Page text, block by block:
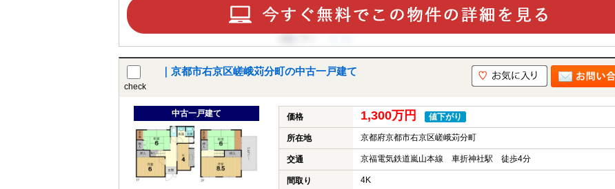
check
｜京都市右京区嵯峨苅分町の中古一戸建て
中古一戸建て 価格 1,300万円 値下がり
所在地 京都府京都市右京区嵯峨苅分町
交通 京福電気鉄道嵐山本線 車折神社駅 徒歩4分
間取り 4K